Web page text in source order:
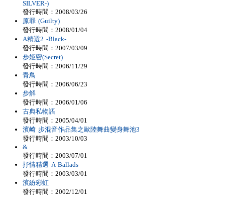
SILVER-)
發行時間：2008/03/26
原罪 (Guilty)
發行時間：2008/01/04
A精選2 -Black-
發行時間：2007/03/09
步姬密(Secret)
發行時間：2006/11/29
青鳥
發行時間：2006/06/23
步解
發行時間：2006/01/06
古典私物語
發行時間：2005/04/01
濱崎 步混音作品集之歐陸舞曲變身舞池3
發行時間：2003/10/03
&
發行時間：2003/07/01
抒情精選 A Ballads
發行時間：2003/03/01
濱紛彩虹
發行時間：2002/12/01